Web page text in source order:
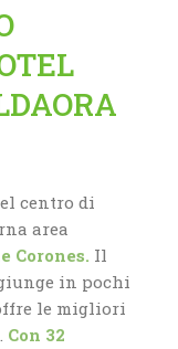
centro di
area
Corones. Il
in pochi
le migliori
Con 32